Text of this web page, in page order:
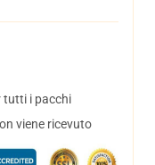
tutti i pacchi
viene ricevuto